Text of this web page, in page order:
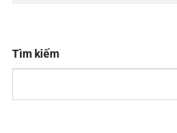
Tìm kiếm